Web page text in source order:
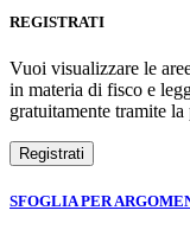
REGISTRATI
Vuoi visualizzare le
in materia di fisco e
gratuitamente tramite
SFOGLIA PER